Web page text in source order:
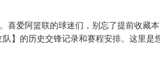
爱阿篮联的球迷们，别忘了提前收藏
】的历史交锋记录和赛程安排。这里是